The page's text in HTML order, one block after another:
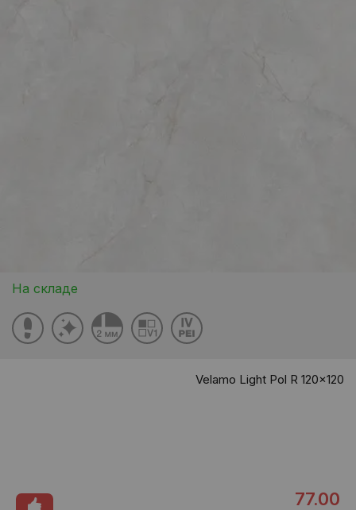
На складе
Velamo Light Pol R 120x120
77.00